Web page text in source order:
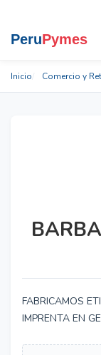
Inicio Comercio y
FABRICAMOS
IMPRENTA EN